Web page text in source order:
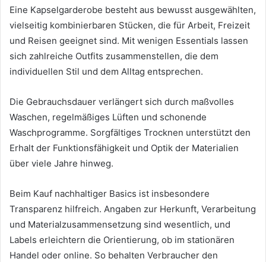
Eine Kapselgarderobe besteht aus bewusst ausgewählten,
vielseitig kombinierbaren Stücken, die für Arbeit, Freizeit
und Reisen geeignet sind. Mit wenigen Essentials lassen
sich zahlreiche Outfits zusammenstellen, die dem
individuellen Stil und dem Alltag entsprechen.
Die Gebrauchsdauer verlängert sich durch maßvolles
Waschen, regelmäßiges Lüften und schonende
Waschprogramme. Sorgfältiges Trocknen unterstützt den
Erhalt der Funktionsfähigkeit und Optik der Materialien
über viele Jahre hinweg.
Beim Kauf nachhaltiger Basics ist insbesondere
Transparenz hilfreich. Angaben zur Herkunft, Verarbeitung
und Materialzusammensetzung sind wesentlich, und
Labels erleichtern die Orientierung, ob im stationären
Handel oder online. So behalten Verbraucher den